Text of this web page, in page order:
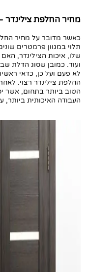
מחיר החלפת צילינדר
כאשר מדובר על מחיר
תלוי במגוון פרמטרים
שלו, איכות הצילינדר,
ועוד. כמובן שסוג הדלת
לא פעם ועל כן, כדאי
החלפת צילינדר רצוי.
הטוב ביותר בתחום, אשר
העבודה האיכותית ביותר,